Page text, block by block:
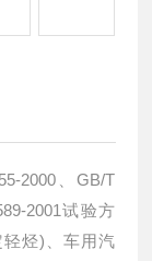
2000、GB/T
2001试验方
烃)、车用汽